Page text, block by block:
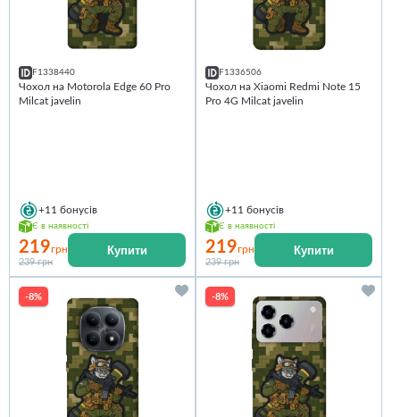
F1338440
Чохол на Motorola Edge 60 Pro
Milcat javelin
+11 бонусів
Є в наявності
219грн
239 грн
Купити
F1336506
Чохол на Xiaomi Redmi Note 15
Pro 4G Milcat javelin
+11 бонусів
Є в наявності
219грн
239 грн
Купити
-8% -8%